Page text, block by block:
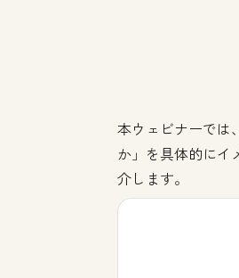
本ウェビナーでは
か」を具体的にイ
介します。